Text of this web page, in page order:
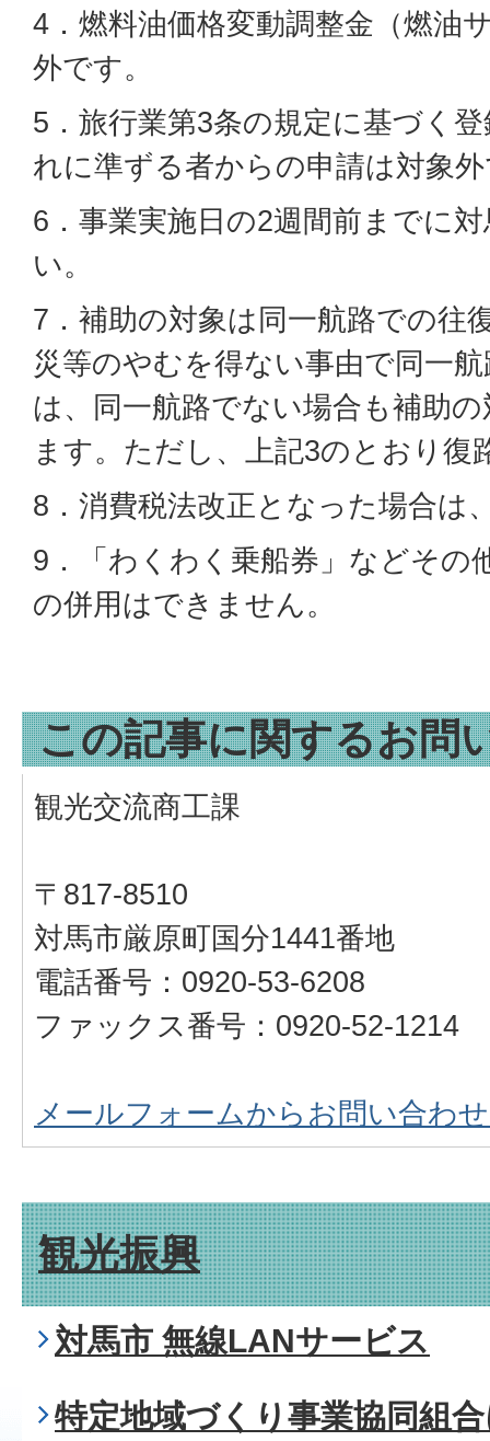
4．燃料油価格変動調整金（燃油
外です。
5．旅行業第3条の規定に基づく
れに準ずる者からの申請は対象
6．事業実施日の2週間前までに
い。
7．補助の対象は同一航路での往
災等のやむを得ない事由で同一
は、同一航路でない場合も補助
ます。ただし、上記3のとおり復
8．消費税法改正となった場合は
9．「わくわく乗船券」などその
の併用はできません。
この記事に関するお問
観光交流商工課
〒817-8510
対馬市厳原町国分1441番地
電話番号：0920-53-6208
ファックス番号：0920-52-1214
メールフォームからお問い合わ
観光振興
対馬市 無線LANサービス
特定地域づくり事業協同組